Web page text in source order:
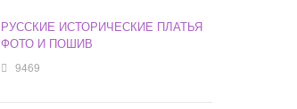
РУССКИЕ ИСТОРИЧЕСКИЕ ПЛАТЬЯ
ФОТО И ПОШИВ
9469